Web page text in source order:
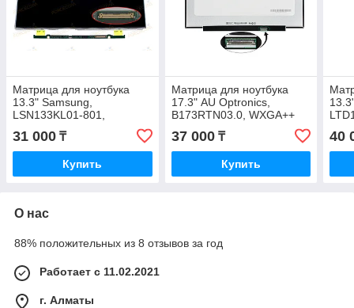
Матрица для ноутбука
13.3" Samsung,
LSN133KL01-801,
WXGA++ 1600х900, IPS,
LED новая с гарантией
31 000 ₸
Купить
Матрица для ноутбука
17.3" AU Optronics,
B173RTN03.0, WXGA++
1600x900, LED,
389.88×236.52 новая с
гарантией
37 000₸
Купить
40
О нас
88% положительных из 8 отзывов за год
Работает с 11.02.2021
г. Алматы